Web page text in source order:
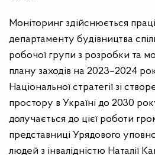
Моніторинг здійснюється
департаменту будівництва
робочої групи з розробки та
плану заходів на 2023–2024
Національної стратегії зі
простору в Україні до 2030
долучається до цієї роботи
представниці Урядового
людей з інвалідністю Наталії